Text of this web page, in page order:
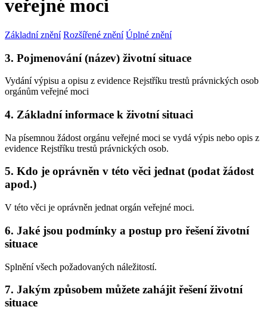
veřejné moci
Základní znění Rozšířené znění Úplné znění
3. Pojmenování (název) životní situace
Vydání výpisu a opisu z evidence Rejstříku trestů právnických osob
orgánům veřejné moci
4. Základní informace k životní situaci
Na písemnou žádost orgánu veřejné moci se vydá výpis nebo opis z
evidence Rejstříku trestů právnických osob.
5. Kdo je oprávněn v této věci jednat (podat žádost
apod.)
V této věci je oprávněn jednat orgán veřejné moci.
6. Jaké jsou podmínky a postup pro řešení životní
situace
Splnění všech požadovaných náležitostí.
7. Jakým způsobem můžete zahájit řešení životní
situace